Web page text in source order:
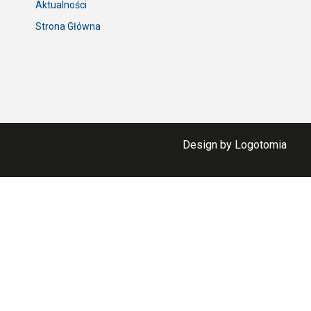
Aktualności
Strona Główna
Design by Logotomia